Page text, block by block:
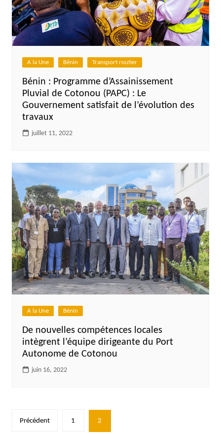
A la Une Bénin Transport routier
Bénin : Programme d’Assainissement
Pluvial de Cotonou (PAPC) : Le
Gouvernement satisfait de l’évolution des
travaux
juillet 11, 2022
A la Une Bénin
De nouvelles compétences locales
intègrent l’équipe dirigeante du Port
Autonome de Cotonou
juin 16, 2022
Pagination
Précédent 1 2